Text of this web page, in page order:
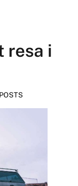
resa i
POSTS